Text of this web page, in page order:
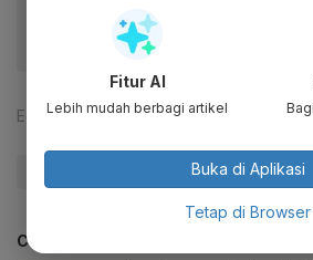
Editor: Martha Ruth Thertina
#Neraca Perdagangan #Impor Migas
CEK JUGA DATA INI
Fitur AI
Lebih mudah berbagi artikel
Buka di Aplikasi
Tetap di Browser